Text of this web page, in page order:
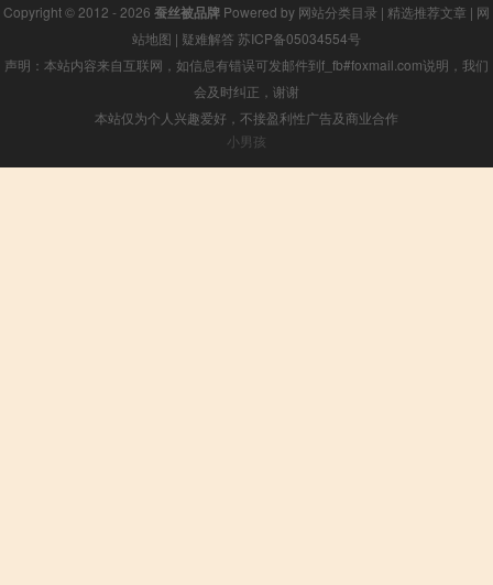
Copyright © 2012 - 2026 蚕丝被品牌 Powered by 网站分类目录 | 精选推荐文章 | 网
站地图 | 疑难解答 苏ICP备05034554号
声明：本站内容来自互联网，如信息有错误可发邮件到f_fb#foxmail.com说明，我们
会及时纠正，谢谢
本站仅为个人兴趣爱好，不接盈利性广告及商业合作
小男孩